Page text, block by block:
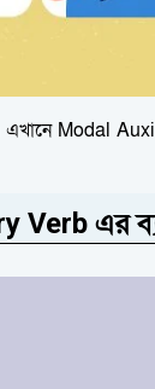
এখানে Modal
Verb এর